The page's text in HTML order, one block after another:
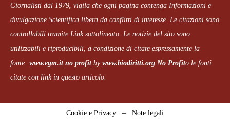
Giornalisti dal 1979, vigila che ogni pagina contenga Informazioni e
divulgazione Scientifica libera da conflitti di interesse. Le citazioni sono
controllabili tramite Link sottolineato. Le notizie del sito sono
utilizzabili e riproducibili, a condizione di citare espressamente la
fonte: www.egm.it no profitby www.biodiritti.org No Profito le fonti
citate con link in questo articolo.
Cookie e Privacy – Note legali